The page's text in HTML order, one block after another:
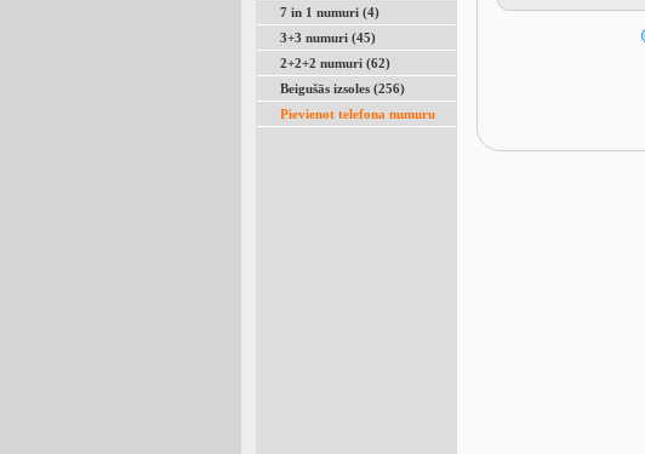
7 in 1 numuri (4)
3+3 numuri (45)
2+2+2 numuri (62)
Beigušās izsoles (256)
Pievienot telefona numuru